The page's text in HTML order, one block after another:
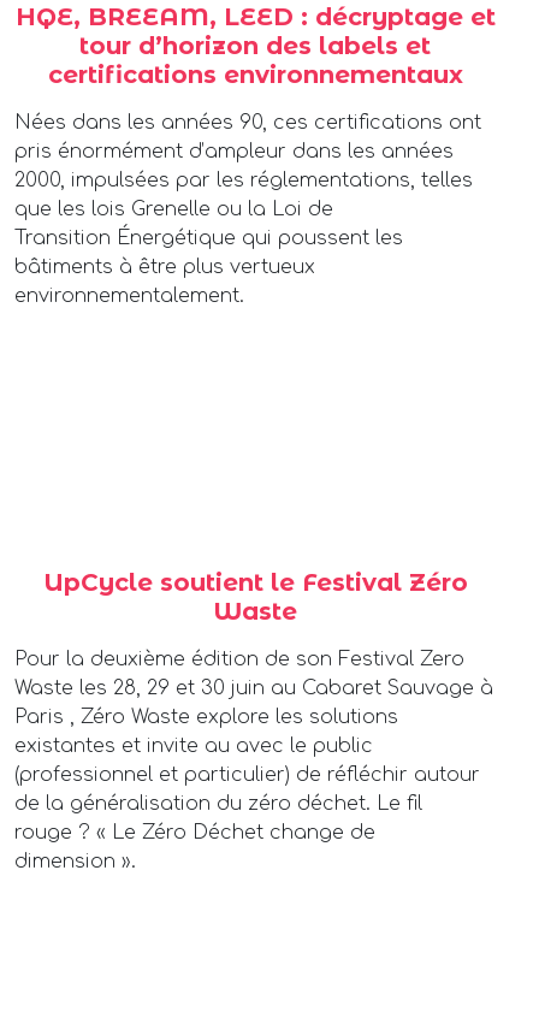
HQE, BREEAM, LEED : décryptage et
tour d’horizon des labels et
certifications environnementaux
Nées dans les années 90, ces certifications ont
pris énormément d’ampleur dans les années
2000, impulsées par les réglementations, telles
que les lois Grenelle ou la Loi de
Transition Énergétique qui poussent les
bâtiments à être plus vertueux
environnementalement.
UpCycle soutient le Festival Zéro
Waste
Pour la deuxième édition de son Festival Zero
Waste les 28, 29 et 30 juin au Cabaret Sauvage à
Paris , Zéro Waste explore les solutions
existantes et invite au avec le public
(professionnel et particulier) de réfléchir autour
de la généralisation du zéro déchet. Le fil
rouge ? « Le Zéro Déchet change de
dimension ».